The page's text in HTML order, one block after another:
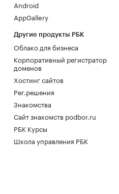
Android
AppGallery
Другие продукты РБК
Облако для бизнеса
Корпоративный регистратор
доменов
Хостинг сайтов
Рег.решения
Знакомства
Сайт знакомств podbor.ru
РБК Курсы
Школа управления РБК